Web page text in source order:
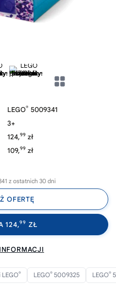
LEGO® 5009341
3+
124,99 zł
109,99 zł
z ostatnich 30 dni
OFERTĘ
124,99 ZŁ
LEGO® LEGO® 5009325 LEGO®